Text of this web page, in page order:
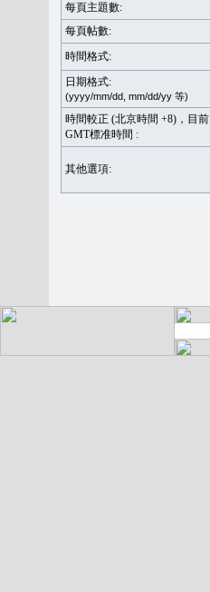
每頁主題數:
每頁帖數:
時間格式:
日期格式:
(yyyy/mm/dd, mm/dd/yy 等)
時間較正 (北京時間 +8)，目前
GMT標准時間 :
其他選項: